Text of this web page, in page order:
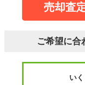
売却査
ご希望に合
い